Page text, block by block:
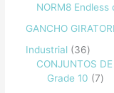
NORM8 Endless
GANCHO
Industrial
36
CONJUNTOS
Grade 10
7